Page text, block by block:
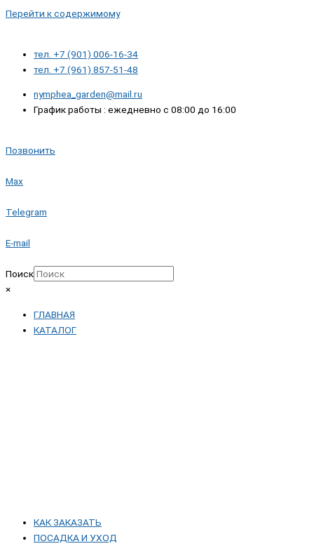
Перейти к содержимому
тел. +7 (901) 006-16-34
тел. +7 (961) 857-51-48
nymphea_garden@mail.ru
График работы : ежедневно с 08:00 до 16:00
Позвонить
Max
Telegram
E-mail
Поиск
×
ГЛАВНАЯ
КАТАЛОГ
КАК ЗАКАЗАТЬ
ПОСАДКА И УХОД